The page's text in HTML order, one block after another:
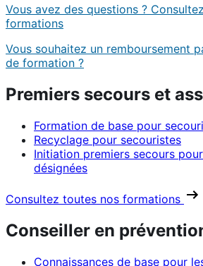
Vous avez des questions ?
formations
Vous souhaitez un remboursement
de formation ?
Premiers secours et
Formation de base pour
Recyclage pour secouristes
Initiation premiers secours
désignées
Consultez toutes nos formations
Conseiller en
Connaissances de base pour